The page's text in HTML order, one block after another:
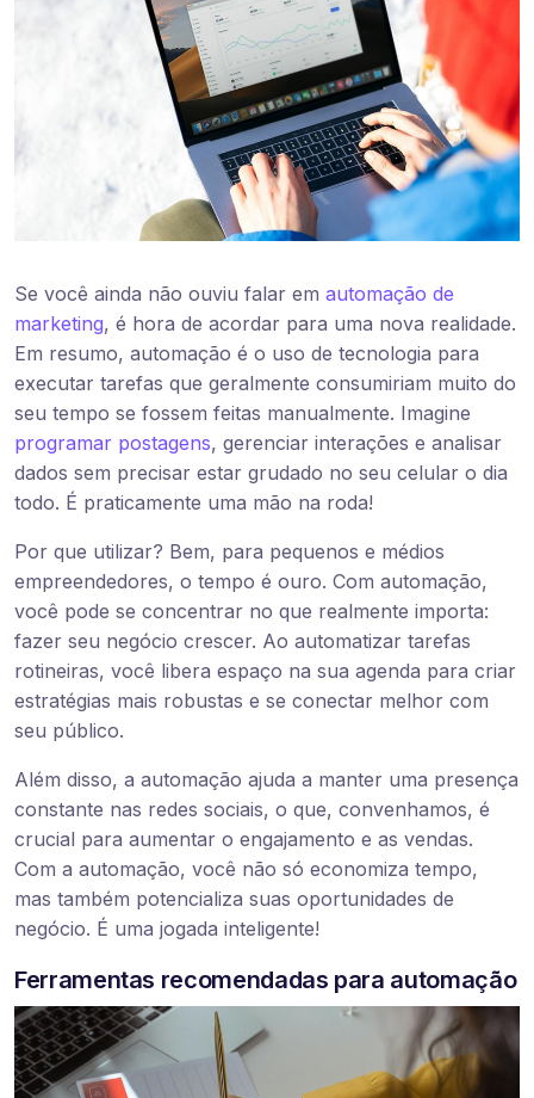
Se você ainda não ouviu falar em automação de
marketing, é hora de acordar para uma nova realidade.
Em resumo, automação é o uso de tecnologia para
executar tarefas que geralmente consumiriam muito do
seu tempo se fossem feitas manualmente. Imagine
programar postagens, gerenciar interações e analisar
dados sem precisar estar grudado no seu celular o dia
todo. É praticamente uma mão na roda!
Por que utilizar? Bem, para pequenos e médios
empreendedores, o tempo é ouro. Com automação,
você pode se concentrar no que realmente importa:
fazer seu negócio crescer. Ao automatizar tarefas
rotineiras, você libera espaço na sua agenda para criar
estratégias mais robustas e se conectar melhor com
seu público.
Além disso, a automação ajuda a manter uma presença
constante nas redes sociais, o que, convenhamos, é
crucial para aumentar o engajamento e as vendas.
Com a automação, você não só economiza tempo,
mas também potencializa suas oportunidades de
negócio. É uma jogada inteligente!
Ferramentas recomendadas para automação